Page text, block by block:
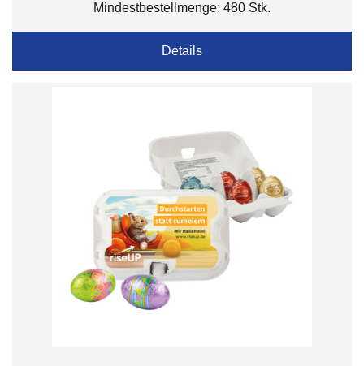
Mindestbestellmenge: 480 Stk.
Details